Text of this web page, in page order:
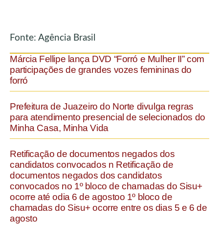
Fonte: Agência Brasil
Márcia Fellipe lança DVD “Forró e Mulher II” com
participações de grandes vozes femininas do
forró
Prefeitura de Juazeiro do Norte divulga regras
para atendimento presencial de selecionados do
Minha Casa, Minha Vida
Retificação de documentos negados dos
candidatos convocados n Retificação de
documentos negados dos candidatos
convocados no 1º bloco de chamadas do Sisu+
ocorre até odia 6 de agostoo 1º bloco de
chamadas do Sisu+ ocorre entre os dias 5 e 6 de
agosto